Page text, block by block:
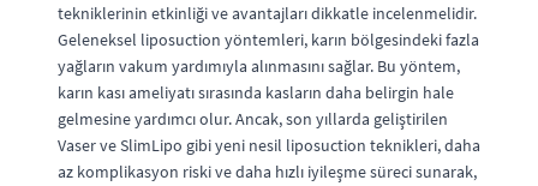
tekniklerinin etkinliği ve avantajları dikkatle incelenmelidir.
Geleneksel liposuction yöntemleri, karın bölgesindeki fazla
yağların vakum yardımıyla alınmasını sağlar. Bu yöntem,
karın kası ameliyatı sırasında kasların daha belirgin hale
gelmesine yardımcı olur. Ancak, son yıllarda geliştirilen
Vaser ve SlimLipo gibi yeni nesil liposuction teknikleri, daha
az komplikasyon riski ve daha hızlı iyileşme süreci sunarak,